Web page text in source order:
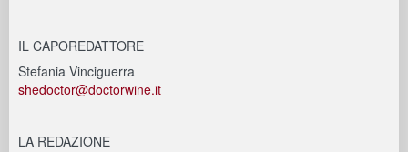
IL CAPOREDATTORE
Stefania Vinciguerra
shedoctor@doctorwine.it
LA REDAZIONE